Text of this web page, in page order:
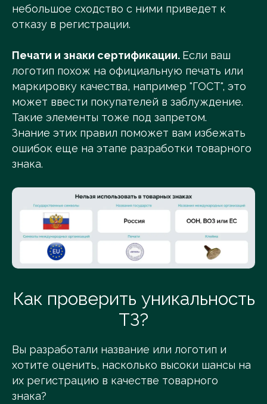
небольшое сходство с ними приведет к
отказу в регистрации.
Печати и знаки сертификации. Если ваш
логотип похож на официальную печать или
маркировку качества, например "ГОСТ", это
может ввести покупателей в заблуждение.
Такие элементы тоже под запретом.
Знание этих правил поможет вам избежать
ошибок еще на этапе разработки товарного
знака.
Как проверить уникальность
ТЗ?
Вы разработали название или логотип и
хотите оценить, насколько высоки шансы на
их регистрацию в качестве товарного
знака?